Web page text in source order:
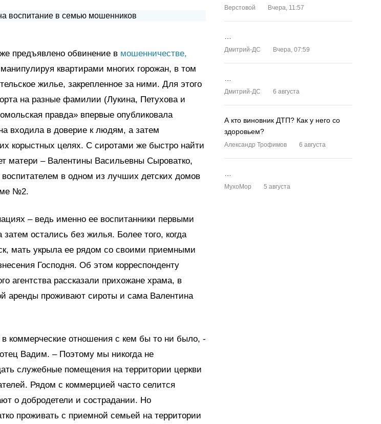
предъявлено обвинение в мошенничестве,
квартирами многих горожан, в том
жилье, закрепленное за ними. Для этого
на разные фамилии (Лукина, Петухова и
правда» впервые опубликовала
входила в доверие к людям, а затем
корыстных целях. С сиротами же быстро найти
матери – Валентины Васильевны Сыроватко,
воспитателем в одном из лучших детских домов
№2.
– ведь именно ее воспитанники первыми
остались без жилья. Более того, когда
мать укрыла ее рядом со своими приемными
Господня. Об этом корреспонденту
агентства рассказали прихожане храма, в
аренды проживают сироты и сама Валентина
в коммерческие отношения с кем бы то ни было, -
Вадим. – Поэтому мы никогда не
служебные помещения на территории церкви
Рядом с коммерцией часто селится
о добродетели и сострадании. Но
проживать с приемной семьей на территории
Верстовой Вчера, 11:57
Дмитрий-ДС Вчера, 07:59
Дмитрий-ДС 6 августа
А кто виновник ДТП? Как у него со
здоровьем?
Александр Трофимов 6 августа
MyxoMop 5 августа